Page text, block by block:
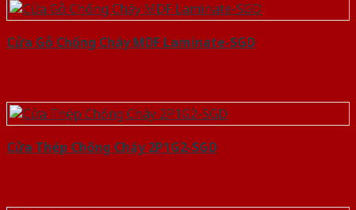
Cửa Gỗ Chống Cháy MDF Laminate-SGD
Cửa Thép Chống Cháy 2P1G2-SGD